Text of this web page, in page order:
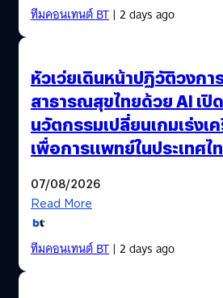
ทีมคอนเทนต์ BT| 2 days ago
หัวเว่ยเดินหน้าปฏิวัติวงกา
สาธารณสุขไทยด้วย AI เปิ
นวัตกรรมเปลี่ยนเกมเร่งเ
เพื่อการแพทย์ในประเทศไ
07/08/2026
Read More
ทีมคอนเทนต์ BT| 2 days ago